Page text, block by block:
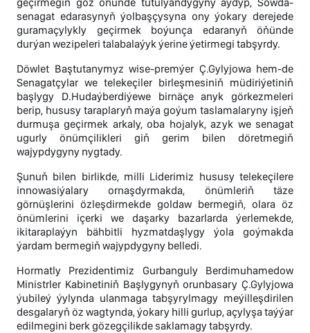
senagat edarasynyň ýolbaşçysyna ony ýokary derejede
guramaçylykly geçirmek boýunça edaranyň öňünde
durýan wezipeleri talabalaýyk ýerine ýetirmegi tabşyrdy.
Döwlet Baştutanymyz wise-premýer Ç.Gylyjowa hem-de
Senagatçylar we telekeçiler birleşmesiniň müdiriýetiniň
başlygy D.Hudaýberdiýewe birnäçe anyk görkezmeleri
berip, hususy taraplaryň maýa goýum taslamalaryny işjeň
durmuşa geçirmek arkaly, oba hojalyk, azyk we senagat
ugurly önümçilikleri giň gerim bilen döretmegiň
wajypdygyny nygtady.
Şunuň bilen birlikde, milli Liderimiz hususy telekeçilere
innowasiýalary ornaşdyrmakda, önümleriň täze
görnüşlerini özleşdirmekde goldaw bermegiň, olara öz
önümlerini içerki we daşarky bazarlarda ýerlemekde,
ikitaraplaýyn bähbitli hyzmatdaşlygy ýola goýmakda
ýardam bermegiň wajypdygyny belledi.
Hormatly Prezidentimiz Gurbanguly Berdimuhamedow
Ministrler Kabinetiniň Başlygynyň orunbasary Ç.Gylyjowa
ýubileý ýylynda ulanmaga tabşyrylmagy meýilleşdirilen
desgalaryň öz wagtynda, ýokary hilli gurlup, açylyşa taýýar
edilmegini berk gözegçilikde saklamagy tabşyrdy.